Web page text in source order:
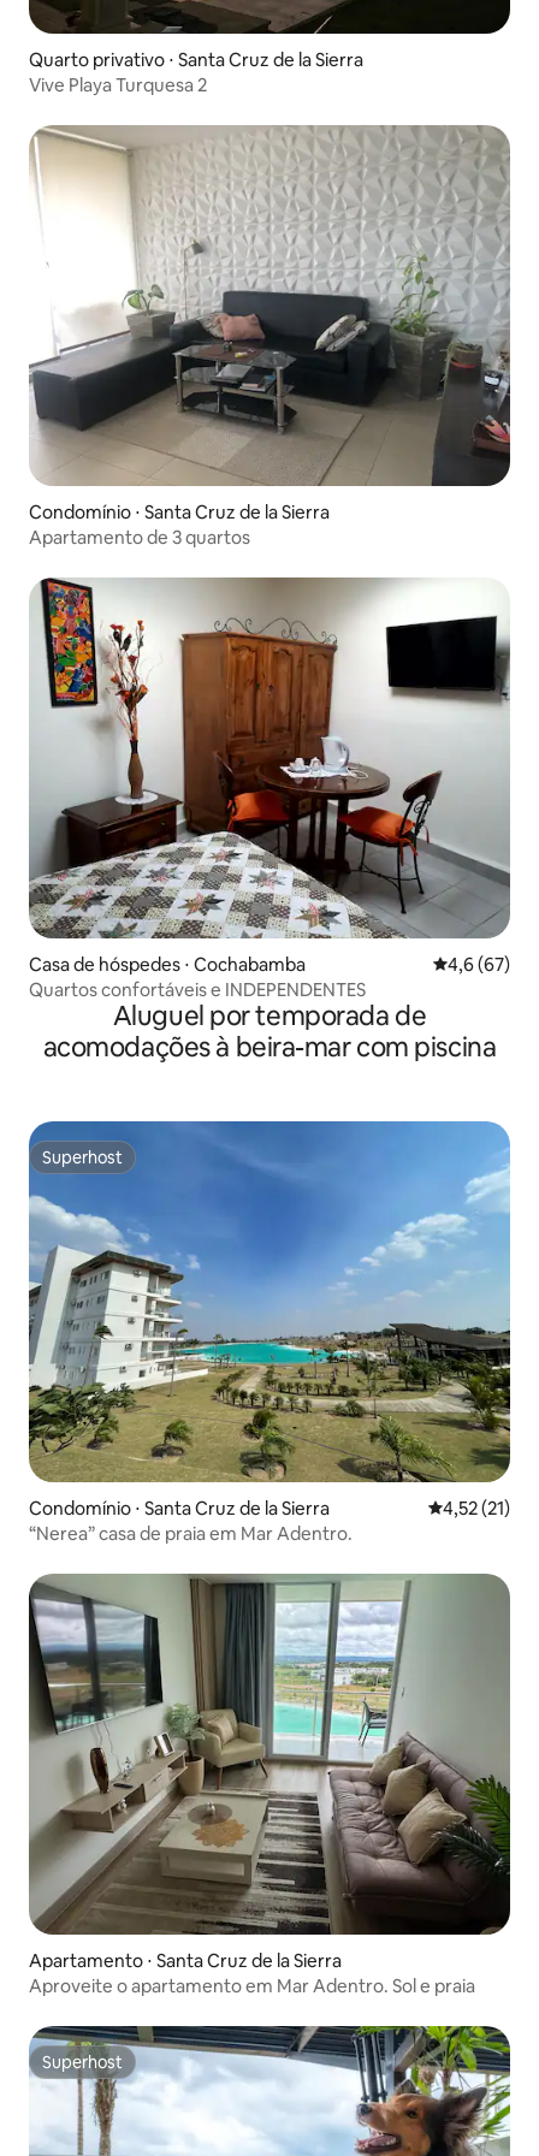
Quarto privativo ⋅ Santa Cruz de la Sierra
Vive Playa Turquesa 2
Condomínio ⋅ Santa Cruz de la Sierra
Apartamento de 3 quartos
Casa de hóspedes ⋅ Cochabamba 4,6 de uma
4,6 (67)
Quartos confortáveis e INDEPENDENTES
Aluguel por temporada de
acomodações à beira-mar com piscina
Superhost
Superhost
Condomínio ⋅ Santa Cruz de la Sierra 4,52 de uma
4,52 (21)
“Nerea” casa de praia em Mar Adentro.
Apartamento ⋅ Santa Cruz de la Sierra
Aproveite o apartamento em Mar Adentro. Sol e praia
Superhost
Superhost